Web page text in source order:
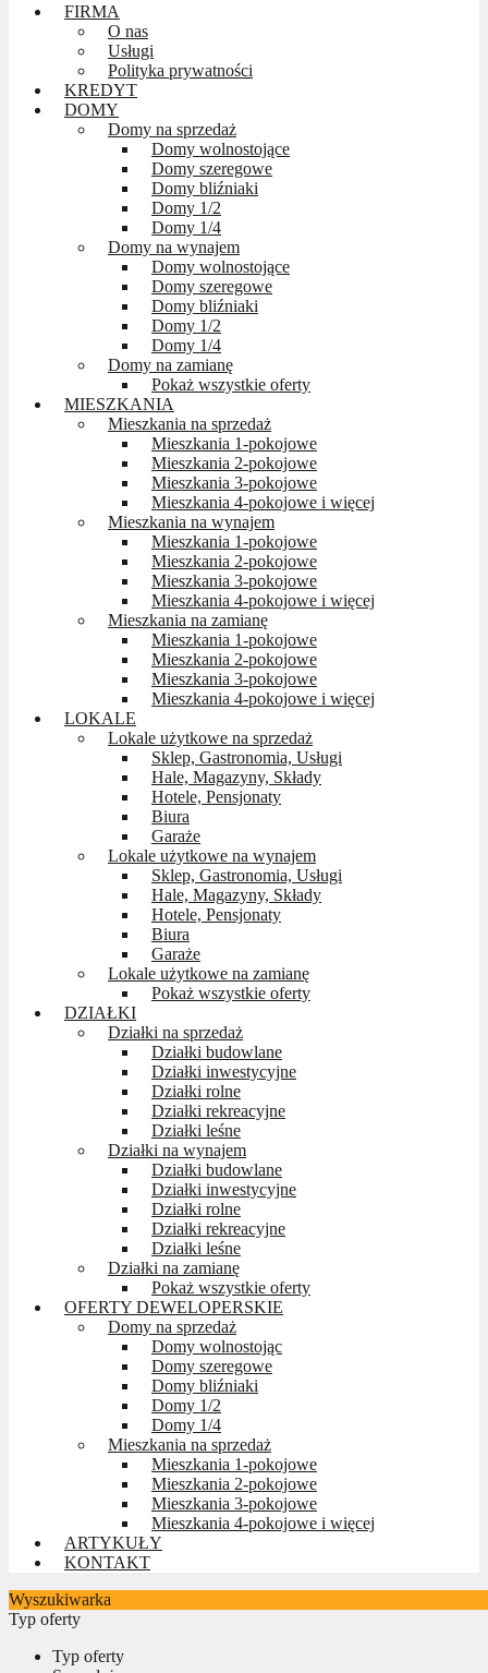
FIRMA
O nas
Usługi
Polityka prywatności
KREDYT
DOMY
Domy na sprzedaż
Domy wolnostojące
Domy szeregowe
Domy bliźniaki
Domy 1/2
Domy 1/4
Domy na wynajem
Domy wolnostojące
Domy szeregowe
Domy bliźniaki
Domy 1/2
Domy 1/4
Domy na zamianę
Pokaż wszystkie oferty
MIESZKANIA
Mieszkania na sprzedaż
Mieszkania 1-pokojowe
Mieszkania 2-pokojowe
Mieszkania 3-pokojowe
Mieszkania 4-pokojowe i więcej
Mieszkania na wynajem
Mieszkania 1-pokojowe
Mieszkania 2-pokojowe
Mieszkania 3-pokojowe
Mieszkania 4-pokojowe i więcej
Mieszkania na zamianę
Mieszkania 1-pokojowe
Mieszkania 2-pokojowe
Mieszkania 3-pokojowe
Mieszkania 4-pokojowe i więcej
LOKALE
Lokale użytkowe na sprzedaż
Sklep, Gastronomia, Usługi
Hale, Magazyny, Składy
Hotele, Pensjonaty
Biura
Garaże
Lokale użytkowe na wynajem
Sklep, Gastronomia, Usługi
Hale, Magazyny, Składy
Hotele, Pensjonaty
Biura
Garaże
Lokale użytkowe na zamianę
Pokaż wszystkie oferty
DZIAŁKI
Działki na sprzedaż
Działki budowlane
Działki inwestycyjne
Działki rolne
Działki rekreacyjne
Działki leśne
Działki na wynajem
Działki budowlane
Działki inwestycyjne
Działki rolne
Działki rekreacyjne
Działki leśne
Działki na zamianę
Pokaż wszystkie oferty
OFERTY DEWELOPERSKIE
Domy na sprzedaż
Domy wolnostojąc
Domy szeregowe
Domy bliźniaki
Domy 1/2
Domy 1/4
Mieszkania na sprzedaż
Mieszkania 1-pokojowe
Mieszkania 2-pokojowe
Mieszkania 3-pokojowe
Mieszkania 4-pokojowe i więcej
ARTYKUŁY
KONTAKT
Wyszukiwarka
Typ oferty
Typ oferty